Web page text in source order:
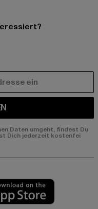
Daten umgeht, findest Du
Dich jederzeit kostenfei